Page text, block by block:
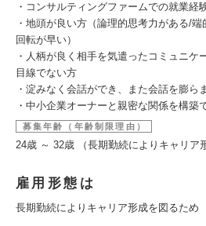
・コンサルティングファームでの就業経
・地頭が良い方（論理的思考力がある/
回転が早い）
・人柄が良く相手を気遣ったコミュニケ
目線でない方
・淀みなく会話ができ、また会話を膨ら
・中小企業オーナーと親密な関係を構築
募集年齢（年齢制限理由）
24歳 ～ 32歳 （長期勤続によりキャリア
雇用形態は
長期勤続によりキャリア形成を図るため